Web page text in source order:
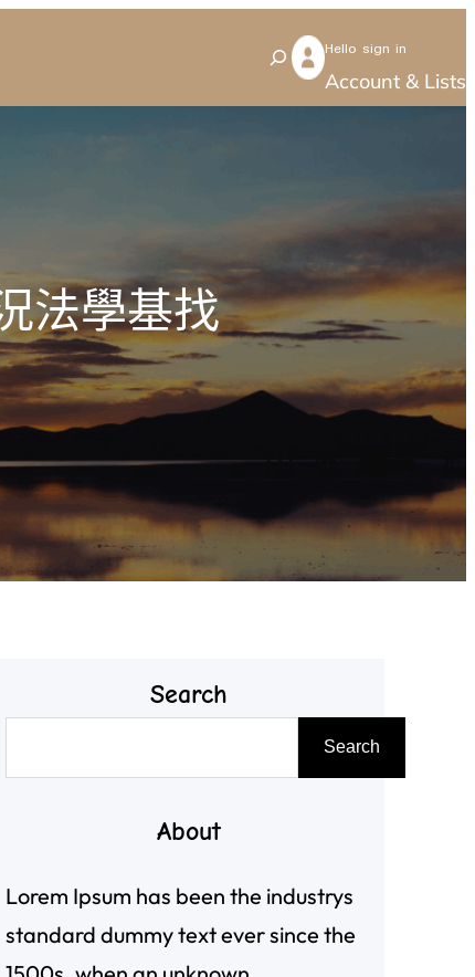
S
e
Hello sign in
Account & Lists
法學基找
Search
尋
Search
About
Lorem Ipsum has been the industrys
standard dummy text ever since the